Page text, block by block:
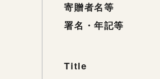
寄贈者名等
署名・年記等
Title